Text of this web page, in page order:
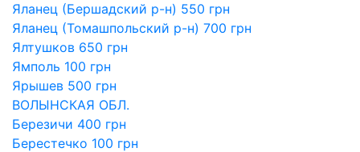
Яланец (Бершадский р-н) 550 грн
Яланец (Томашпольский р-н) 700 грн
Ялтушков 650 грн
Ямполь 100 грн
Ярышев 500 грн
ВОЛЫНСКАЯ ОБЛ.
Березичи 400 грн
Берестечко 100 грн